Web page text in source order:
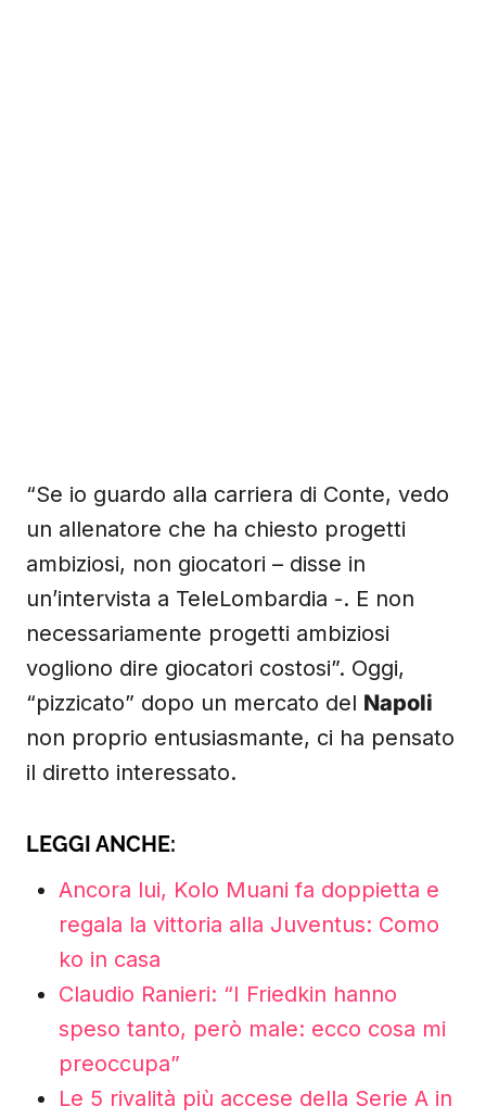
“Se io guardo alla carriera di Conte, vedo
un allenatore che ha chiesto progetti
ambiziosi, non giocatori – disse in
un’intervista a TeleLombardia -. E non
necessariamente progetti ambiziosi
vogliono dire giocatori costosi”. Oggi,
“pizzicato” dopo un mercato del Napoli
non proprio entusiasmante, ci ha pensato
il diretto interessato.
LEGGI ANCHE:
Ancora lui, Kolo Muani fa doppietta e
regala la vittoria alla Juventus: Como
ko in casa
Claudio Ranieri: “I Friedkin hanno
speso tanto, però male: ecco cosa mi
preoccupa”
Le 5 rivalità più accese della Serie A in